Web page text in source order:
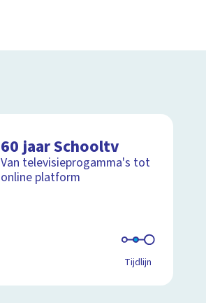
60 jaar Schooltv
Van televisieprogamma's tot
online platform
Tijdlijn